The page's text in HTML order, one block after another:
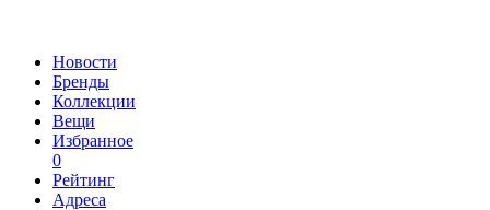
Новости
Бренды
Коллекции
Вещи
Избранное
0
Рейтинг
Адреса